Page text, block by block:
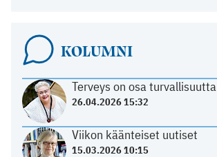
KOLUMNI
Terveys on osa turvallisuutta
26.04.2026 15:32
Viikon käänteiset uutiset
15.03.2026 10:15